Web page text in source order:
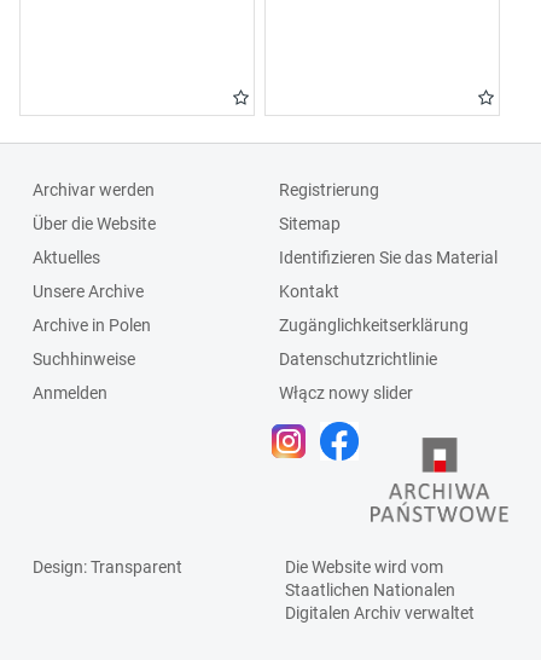
Archivar werden
Über die Website
Aktuelles
Unsere Archive
Archive in Polen
Suchhinweise
Anmelden
Registrierung
Sitemap
Identifizieren Sie das Material
Kontakt
Zugänglichkeitserklärung
Datenschutzrichtlinie
Włącz nowy slider
Design: Transparent
Die Website wird vom
Staatlichen Nationalen
Digitalen Archivverwaltet